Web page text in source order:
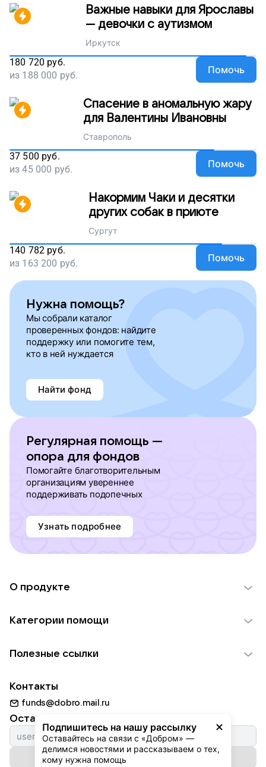
Важные навыки для Ярославы
— девочки с аутизмом
Иркутск
180 720 руб.
из 188 000 руб. Помочь
Спасение в аномальную жару
для Валентины Ивановны
Ставрополь
37 500 руб.
из45 000 руб. Помочь
Накормим Чаки и десятки
других собак в приюте
Сургут
140 782 руб.
из 163 200 руб. Помочь
Нужна помощь?
Мы собрали каталог
проверенных фондов: найдите
поддержку или помогите тем,
кто в ней нуждается
Найти фонд
Регулярная помощь —
опора для фондов
Помогайте благотворительным
организациям увереннее
поддерживать подопечных
Узнать подробнее
Подпишитесь на нашу рассылку
Оставайтесь на связи с «Добром» —
делимся новостями и рассказываем о тех,
кому нужна помощь
О продукте
Использование материалов
Для НКО
Партнерам
Категории помощи
Пожилым
Животным
Природе
Культуре
Фондам
Полезные ссылки
Добрый день
Истории
Автоплатежи
Контакты
funds@dobro.mail.ru
Оставайтесь с нами
Подписаться на рассылку